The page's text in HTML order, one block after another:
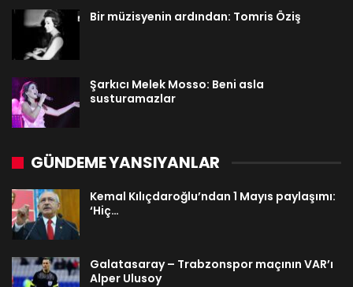
Bir müzisyenin ardından: Tomris Öziş
Şarkıcı Melek Mosso: Beni asla
susturamazlar
GÜNDEME YANSIYANLAR
Kemal Kılıçdaroğlu’ndan 1 Mayıs paylaşımı:
‘Hiç…
Galatasaray – Trabzonspor maçının VAR’ı
Alper Ulusoy